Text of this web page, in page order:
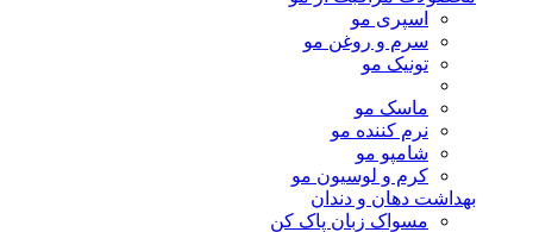
اسپری مو
سرم و روغن مو
تونیک مو
ماسک مو
نرم کننده مو
شامپو مو
کرم و لوسیون مو
بهداشت دهان و دندان
مسواک زبان پاک کن